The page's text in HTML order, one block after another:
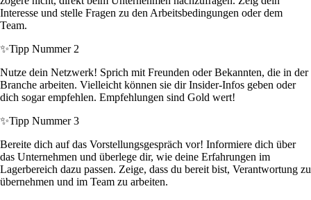
Interesse und stelle Fragen zu den Arbeitsbedingungen oder dem
Team.
✨Tipp Nummer 2
Nutze dein Netzwerk! Sprich mit Freunden oder Bekannten, die in der
Branche arbeiten. Vielleicht können sie dir Insider-Infos geben oder
dich sogar empfehlen. Empfehlungen sind Gold wert!
✨Tipp Nummer 3
Bereite dich auf das Vorstellungsgespräch vor! Informiere dich über
das Unternehmen und überlege dir, wie deine Erfahrungen im
Lagerbereich dazu passen. Zeige, dass du bereit bist, Verantwortung zu
übernehmen und im Team zu arbeiten.